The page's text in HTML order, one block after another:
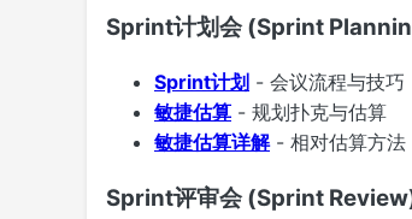
Sprint计划会 (Sprint
Sprint计划 - 会议流程与技巧
敏捷估算 - 规划扑克与估算
敏捷估算详解- 相对估算方法
Sprint评审会 (Sprint